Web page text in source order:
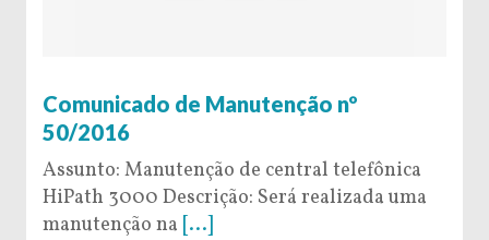
Comunicado de Manutenção nº
50/2016
Assunto: Manutenção de central telefônica
HiPath 3000 Descrição: Será realizada uma
manutenção na [...]